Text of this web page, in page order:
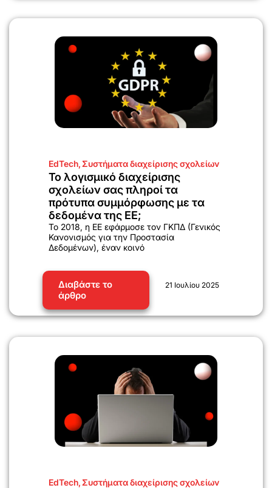
EdTech,Συστήματα διαχείρισης σχολείων
Το λογισμικό διαχείρισης
σχολείων σας πληροί τα
πρότυπα συμμόρφωσης με τα
δεδομένα της ΕΕ;
Το 2018, η ΕΕ εφάρμοσε τον ΓΚΠΔ (Γενικός
Κανονισμός για την Προστασία
Δεδομένων), έναν κοινό
Διαβάστε το
άρθρο
21 Ιουλίου 2025
EdTech,Συστήματα διαχείρισης σχολείων